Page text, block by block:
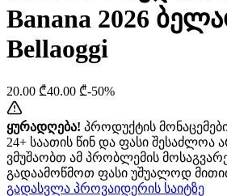
Banana 2026
Bellaoggi
20.00 ₾40.00 ₾-50%
ყურადღება! პროდუქტის
24+ საათის წინ და ფასი შესაძლოა
ვმუშაობთ ამ პრობლემის
გადაამოწმოთ ფასი უშუალოდ
გადასვლა პროვაიდერის საიტზე